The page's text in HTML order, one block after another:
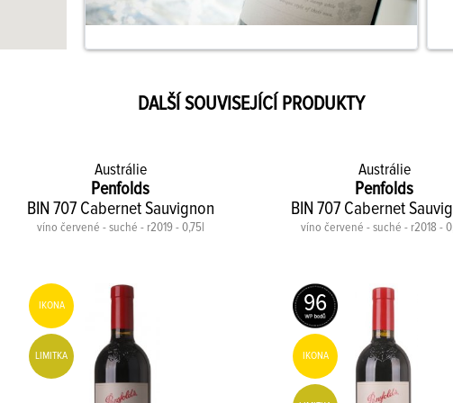
DALŠÍ SOUVISEJÍCÍ PRODUKTY
Austrálie
Penfolds
BIN 707 Cabernet Sauvignon
víno červené - suché - r2019 - 0,75l
IKONA
LIMITKA
Austrálie
Penfolds
BIN 707 Cabernet
víno červené - suché - r2018 -
96
IKONA